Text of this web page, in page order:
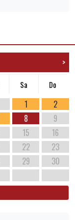
>
Sa Do
1
2
8
9
15
16
22
23
29
30